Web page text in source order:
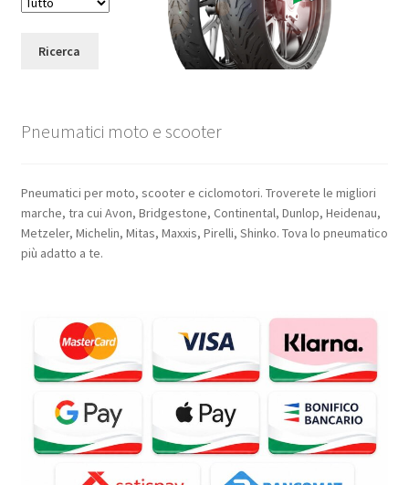
Ricerca
Pneumatici moto e scooter
Pneumatici per moto, scooter e ciclomotori. Troverete le migliori
marche, tra cui Avon, Bridgestone, Continental, Dunlop, Heidenau,
Metzeler, Michelin, Mitas, Maxxis, Pirelli, Shinko. Tova lo pneumatico
più adatto a te.